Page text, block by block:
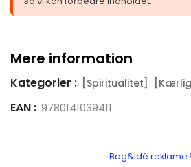
Mere information
Kategorier : [Spiritualitet]
EAN : 9780141039411
Bog&idé reklame